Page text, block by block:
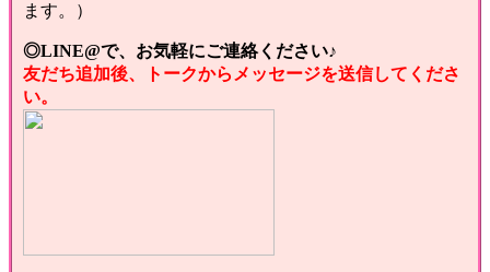
ます。）
◎LINE@で、お気軽にご連絡ください♪
友だち追加後、トークからメッセージを送信してくださ
い。